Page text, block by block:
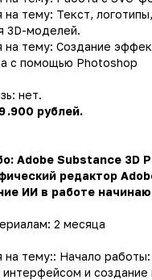
на тему: Текст,
3D-моделей.
на тему: Создание
с помощью Photoshop
нет.
.900 рублей.
Adobe Substance 3D
редактор
ИИ в работе
2 месяца
на тему:: Начало работы:
интерфейсом и создание